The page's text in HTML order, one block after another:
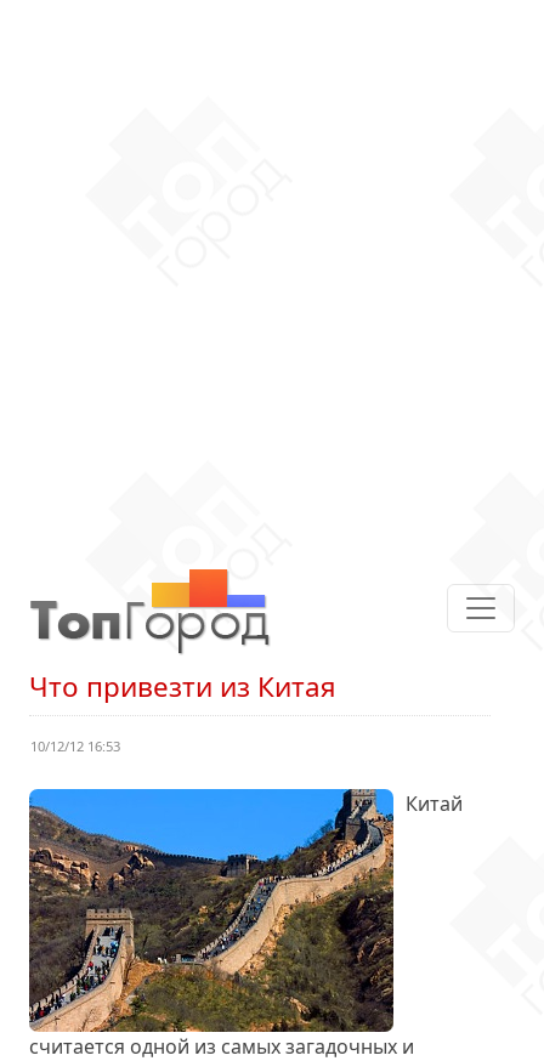
Что привезти из Китая
10/12/12 16:53
Китай
считается одной из самых загадочных и